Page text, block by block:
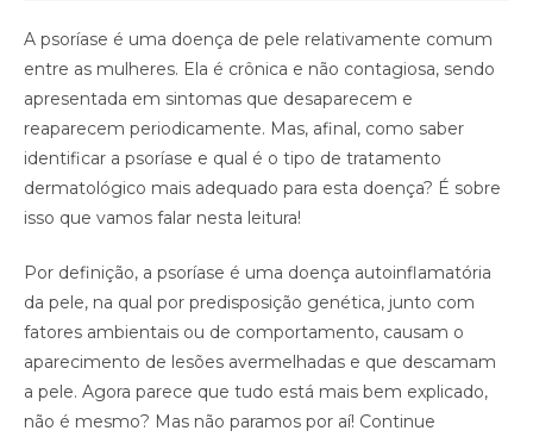
A psoríase é uma doença de pele relativamente comum
entre as mulheres. Ela é crônica e não contagiosa, sendo
apresentada em sintomas que desaparecem e
reaparecem periodicamente. Mas, afinal, como saber
identificar a psoríase e qual é o tipo de tratamento
dermatológico mais adequado para esta doença? É sobre
isso que vamos falar nesta leitura!
Por definição, a psoríase é uma doença autoinflamatória
da pele, na qual por predisposição genética, junto com
fatores ambientais ou de comportamento, causam o
aparecimento de lesões avermelhadas e que descamam
a pele. Agora parece que tudo está mais bem explicado,
não é mesmo? Mas não paramos por aí! Continue